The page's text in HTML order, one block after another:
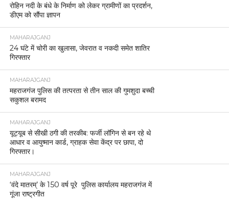
रोहिन नदी के बंधे के निर्माण को लेकर ग्रामीणों का प्रदर्शन,
डीएम को सौंपा ज्ञापन
MAHARAJGANJ
24 घंटे में चोरी का खुलासा, जेवरात व नकदी समेत शातिर
गिरफ्तार
MAHARAJGANJ
महराजगंज पुलिस की तत्परता से तीन साल की गुमशुदा बच्ची
सकुशल बरामद
MAHARAJGANJ
यूट्यूब से सीखी ठगी की तरकीब: फर्जी लॉगिन से बन रहे थे
आधार व आयुष्मान कार्ड, ग्राहक सेवा केंद्र पर छापा, दो
गिरफ्तार।
MAHARAJGANJ
‘वंदे मातरम्’ के 150 वर्ष पूरे पुलिस कार्यालय महराजगंज में
गूंजा राष्ट्रगीत